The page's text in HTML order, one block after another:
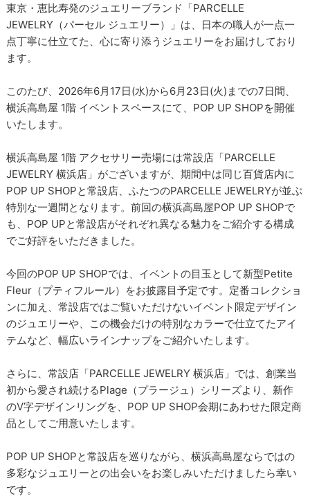
東京・恵比寿発のジュエリーブランド「PARCELLE
JEWELRY（パーセル ジュエリー）」は、日本の職人が一点一
点丁寧に仕立てた、心に寄り添うジュエリーをお届けしており
ます。
このたび、2026年6月17日(水)から6月23日(火)までの7日間、
横浜高島屋 1階 イベントスペースにて、POP UP SHOPを開催
いたします。
横浜高島屋 1階 アクセサリー売場には常設店「PARCELLE
JEWELRY 横浜店」がございますが、期間中は同じ百貨店内に
POP UP SHOPと常設店、ふたつのPARCELLE JEWELRYが並ぶ
特別な一週間となります。前回の横浜高島屋POP UP SHOPで
も、POP UPと常設店がそれぞれ異なる魅力をご紹介する構成
でご好評をいただきました。
今回のPOP UP SHOPでは、イベントの目玉として新型Petite
Fleur（プティフルール）をお披露目予定です。定番コレクショ
ンに加え、常設店ではご覧いただけないイベント限定デザイン
のジュエリーや、この機会だけの特別なカラーで仕立てたアイ
テムなど、幅広いラインナップをご紹介いたします。
さらに、常設店「PARCELLE JEWELRY 横浜店」では、創業当
初から愛され続けるPlage（プラージュ）シリーズより、新作
のV字デザインリングを、POP UP SHOP会期にあわせた限定商
品としてご用意いたします。
POP UP SHOPと常設店を巡りながら、横浜高島屋ならではの
多彩なジュエリーとの出会いをお楽しみいただけましたら幸い
です。